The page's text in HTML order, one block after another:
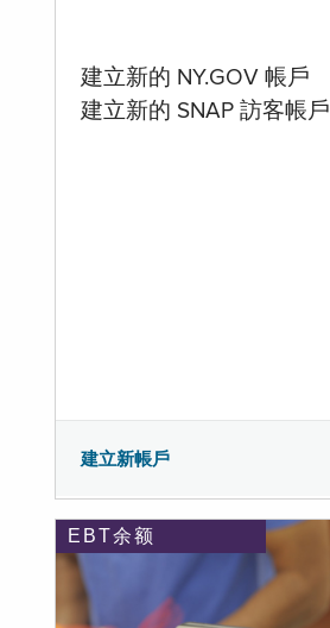
建立新的 NY.GOV 帳戶
建立新的 SNAP 訪客帳戶
建立新帳戶
EBT余额